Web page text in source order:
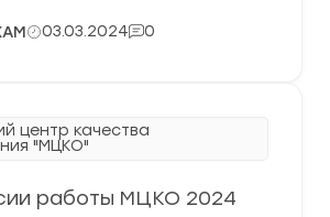
03.03.2024 0
центр качества
"МЦКО"
работы МЦКО 2024